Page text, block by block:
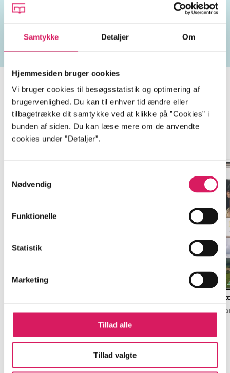
Samtykke Detaljer Om
Hjemmesiden bruger cookies
Vi bruger cookies til besøgsstatistik og optimering af
brugervenlighed. Du kan til enhver tid ændre eller
tilbagetrække dit samtykke ved at klikke på ”Cookies” i
bunden af siden. Du kan læse mere om de anvendte
cookies under ”Detaljer”.
Nødvendig
Funktionelle
Statistik
Marketing
Tillad alle
Tillad valgte
All creatures great & small
Gå til serien
James Herriot
James Herriot